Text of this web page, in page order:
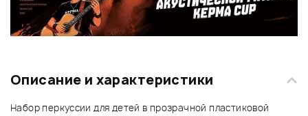
Описание и характеристики
Набор перкуссии для детей в прозрачной пластиковой